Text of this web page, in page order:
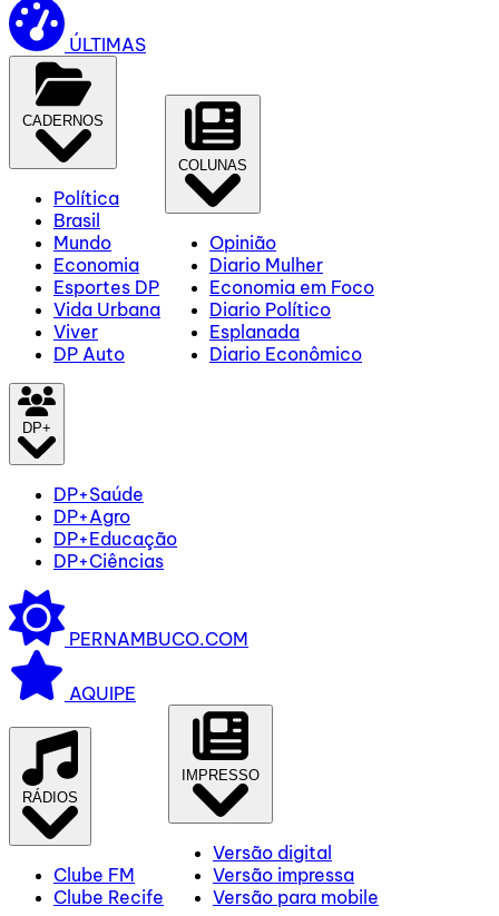
ÚLTIMAS
CADERNOS
Política
Brasil
Mundo
Economia
Esportes DP
Vida Urbana
Viver
DP Auto
COLUNAS
Opinião
Diario Mulher
Economia em Foco
Diario Político
Esplanada
Diario Econômico
DP+
DP+Saúde
DP+Agro
DP+Educação
DP+Ciências
PERNAMBUCO.COM
AQUIPE
RÁDIOS
Clube FM
Clube Recife
IMPRESSO
Versão digital
Versão impressa
Versão para mobile